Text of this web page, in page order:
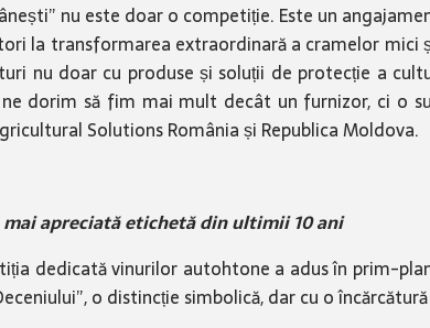
nu este doar o competiție. Este un
la transformarea extraordinară a cramelor
nu doar cu produse și soluții de protecție a
dorim să fim mai mult decât un furnizor, ci o
Solutions România și Republica Moldova.
apreciată etichetă din ultimii 10 ani
dedicată vinurilor autohtone a adus în prim-
o distincție simbolică, dar cu o